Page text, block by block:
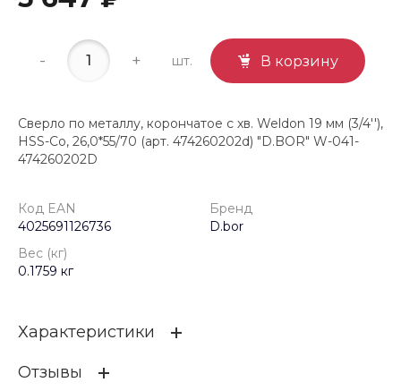
- + шт. В корзину
Сверло по металлу, корончатое с хв. Weldon 19 мм (3/4''),
HSS-Co, 26,0*55/70 (арт. 474260202d) "D.BOR" W-041-
474260202D
Код EAN
4025691126736
Бренд
D.bor
Вес (кг)
0.1759 кг
Характеристики
Код EAN
Отзывы